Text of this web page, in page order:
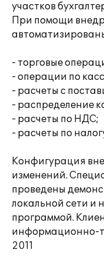
участков
При помощи
- торговые
- операции по
- расчеты с
- распределение
- расчеты по НДС;
- расчеты по
Конфигурация
изменений.
проведены
локальной сети и
программой.
информационно-
2011